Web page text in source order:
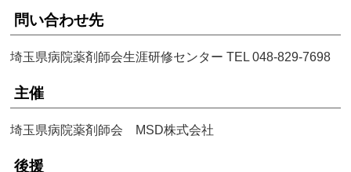
問い合わせ先
埼玉県病院薬剤師会生涯研修センター TEL 048-829-7698
主催
埼玉県病院薬剤師会 MSD株式会社
後援